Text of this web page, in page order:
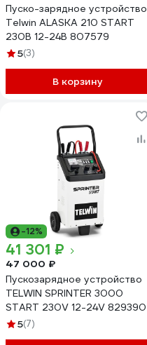
Пуско-зарядное устройство
Telwin ALASKA 210 START
230В 12-24В 807579
5(3)
В корзину
-12%
41 301 ₽
47 000 ₽
Пускозарядное устройство
TELWIN SPRINTER 3000
START 230V 12-24V 829390
5(7)